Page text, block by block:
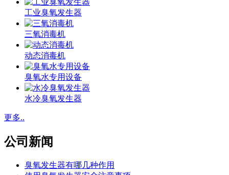
工业臭氧发生器
三氧消毒机
动态消毒机
臭氧水专用设备
水冷臭氧发生器
更多..
公司新闻
臭氧发生器有哪几种作用